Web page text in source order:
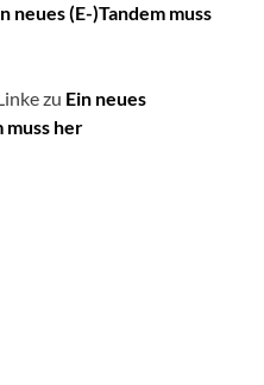
neues (E-)Tandem muss
zu Ein neues
muss her